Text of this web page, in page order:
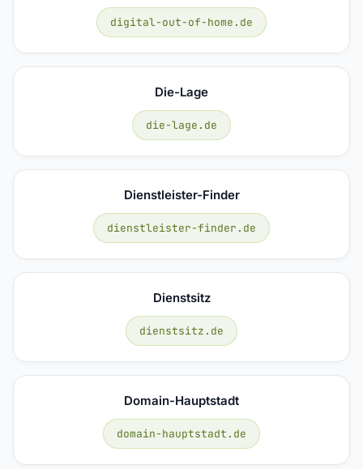
digital-out-of-home.de
Die-Lage
die-lage.de
Dienstleister-Finder
dienstleister-finder.de
Dienstsitz
dienstsitz.de
Domain-Hauptstadt
domain-hauptstadt.de